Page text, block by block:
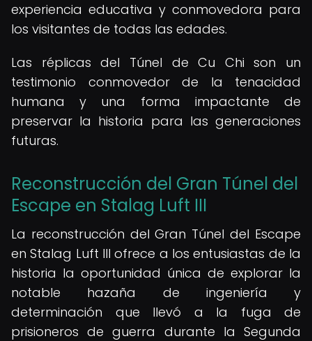
experiencia educativa y conmovedora para
los visitantes de todas las edades.
Las réplicas del Túnel de Cu Chi son un
testimonio conmovedor de la tenacidad
humana y una forma impactante de
preservar la historia para las generaciones
futuras.
Reconstrucción del Gran Túnel del
Escape en Stalag Luft III
La reconstrucción del Gran Túnel del Escape
en Stalag Luft III ofrece a los entusiastas de la
historia la oportunidad única de explorar la
notable hazaña de ingeniería y
determinación que llevó a la fuga de
prisioneros de guerra durante la Segunda